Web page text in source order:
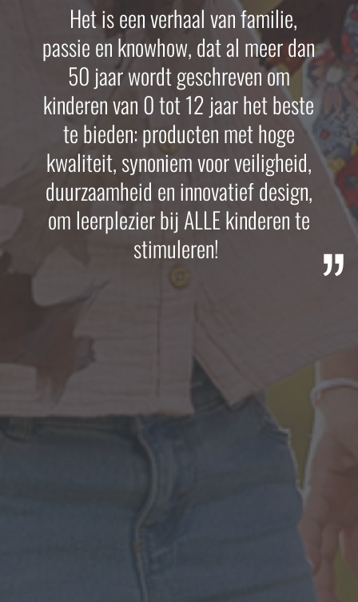
Het is een verhaal van familie,
passie en knowhow, dat al meer dan
50 jaar wordt geschreven om
kinderen van 0 tot 12 jaar het beste
te bieden: producten met hoge
kwaliteit, synoniem voor veiligheid,
duurzaamheid en innovatief design,
om leerplezier bij ALLE kinderen te
stimuleren!